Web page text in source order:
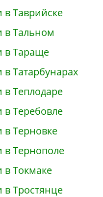
в Таврийске
в Тальном
в Тараще
Татарбунарах
в Теплодаре
в Теребовле
в Терновке
в Тернополе
в Токмаке
в Тростянце